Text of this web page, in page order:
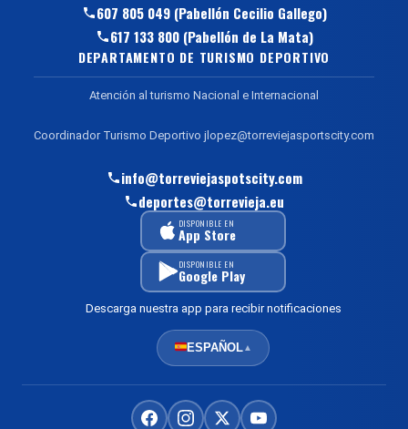
607 805 049 (Pabellón Cecilio Gallego)
617 133 800 (Pabellón de La Mata)
DEPARTAMENTO DE TURISMO DEPORTIVO
Atención al turismo Nacional e Internacional
Coordinador Turismo Deportivo jlopez@torreviejasportscity.com
info@torreviejaspotscity.com
deportes@torrevieja.eu
DISPONIBLE EN
App Store
DISPONIBLE EN
Google Play
Descarga nuestra app para recibir notificaciones
ESPAÑOL▲